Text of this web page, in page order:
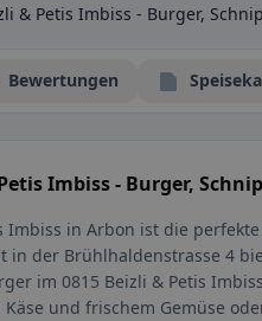
& Petis Imbiss - Burger,
Bewertungen
Imbiss - Burger,
Imbiss in Arbon ist die
in der Brühlhaldenstrasse 4
im 0815 Beizli & Petis
und frischem Gemüse